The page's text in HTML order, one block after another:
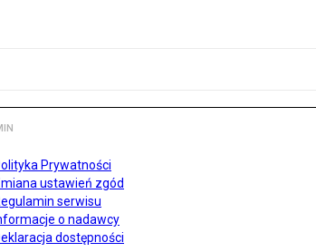
Prywatności
ustawień zgód
serwisu
o nadawcy
dostępności